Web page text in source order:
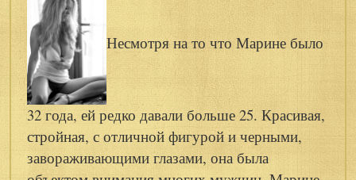
Несмотря на то что Марине было
32 года, ей редко давали больше 25. Красивая,
стройная, с отличной фигурой и черными,
завораживающими глазами, она была